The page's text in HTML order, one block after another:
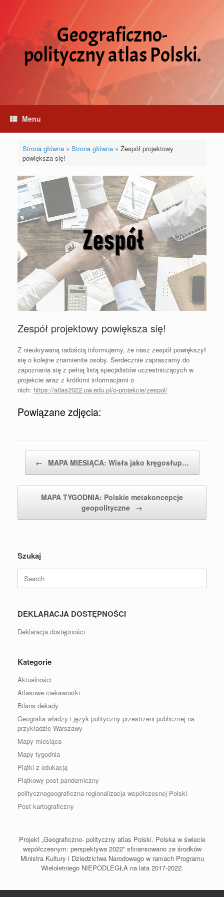
content
Geograficzno-
polityczny atlas Polski.
Menu
Strona główna» Strona główna» Zespół projektowy
powiększa się!
Zespół projektowy powiększa się!
Z nieukrywaną radością informujemy, że nasz zespół powiększył
się o kolejne znamienite osoby. Serdecznie zapraszamy do
zapoznania się z pełną listą specjalistów uczestniczących w
projekcie wraz z krótkimi informacjami o
nich: https://atlas2022.uw.edu.pl/o-projekcie/zespol/
Powiązane zdjęcia:
← MAPA MIESIĄCA: Wisła jako kręgosłup…
MAPA TYGODNIA: Polskie metakoncepcje
geopolityczne →
Szukaj
for:
DEKLARACJA DOSTĘPNOŚCI
Deklaracja dostępności
Kategorie
Aktualności
Atlasowe ciekawostki
Bilans dekady
Geografia władzy i język polityczny przestrzeni publicznej na
przykładzie Warszawy
Mapy miesiąca
Mapy tygodnia
Piątki z edukacją
Piątkowy post pandemiczny
politycznogeograficzna regionalizacja współczesnej Polski
Post kartograficzny
Projekt „Geograficzno- polityczny atlas Polski. Polska w świecie
współczesnym: perspektywa 2022” sfinansowano ze środków
Ministra Kultury i Dziedzictwa Narodowego w ramach Programu
Wieloletniego NIEPODLEGŁA na lata 2017-2022.